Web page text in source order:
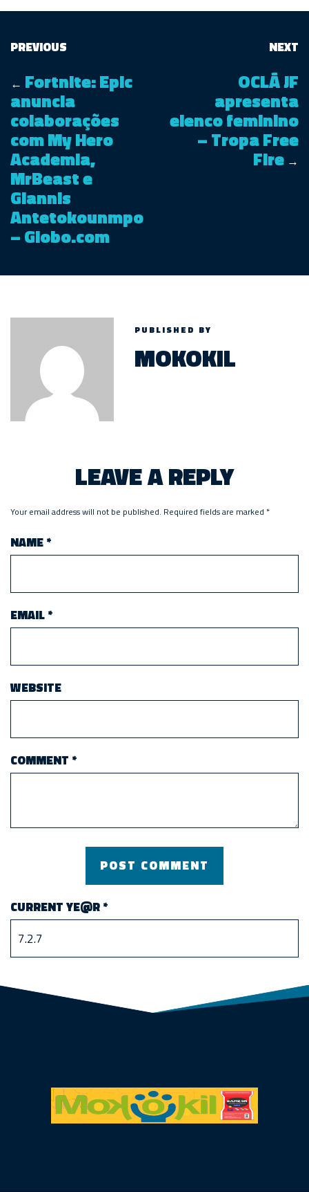
PREVIOUS
← Fortnite: Epic
anuncia
colaborações
com My Hero
Academia,
MrBeast e
Giannis
Antetokounmpo
– Globo.com
NEXT
OCLÃ JF
apresenta
elenco feminino
– Tropa Free
Fire →
PUBLISHED BY
MOKOKIL
LEAVE A REPLY
Your email address will not be published. Required fields are marked *
NAME*
EMAIL*
WEBSITE
COMMENT *
CURRENT YE@R*